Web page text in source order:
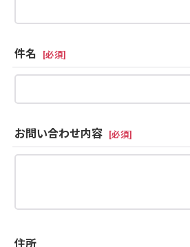
件名 [必須]
お問い合わせ内容 [必須]
住所